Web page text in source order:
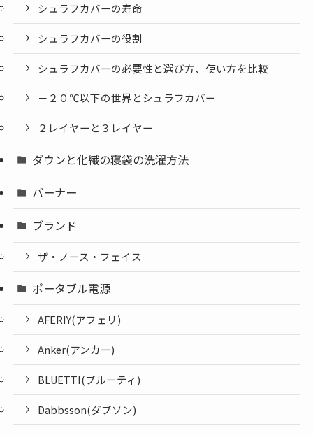
シュラフカバーの寿命
シュラフカバーの役割
シュラフカバーの必要性と選び方、使い方を比較
－２０℃以下の世界とシュラフカバー
２レイヤーと３レイヤー
ダウンと化繊の寝袋の洗濯方法
バーナー
ブランド
ザ・ノース・フェイス
ポータブル電源
AFERIY(アフェリ)
Anker(アンカー)
BLUETTI(ブルーティ)
Dabbsson(ダブソン)